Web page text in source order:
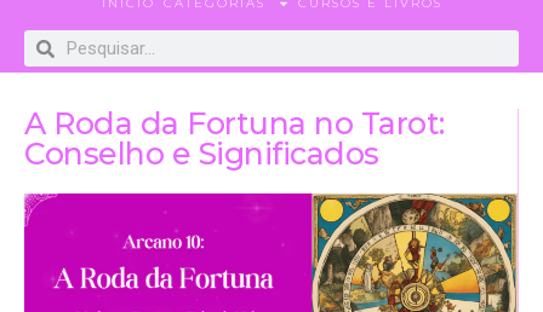
A Roda da Fortuna no Tarot:
Conselho e Significados